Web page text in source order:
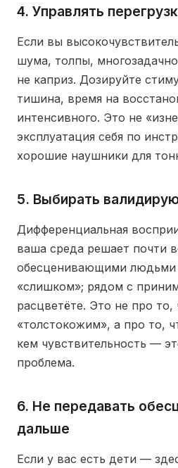
4. Управлять
Если вы
шума, толпы,
не каприз. Дозируйте
тишина, время на
интенсивного. Это не
эксплуатация себя по
хорошие наушники для
5. Выбирать
Дифференциальная
ваша среда решает почти
обесценивающими людьми
«слишком»; рядом с
расцветёте. Это не про то,
«толстокожим», а про то,
кем чувствительность —
проблема.
6. Не передавать
дальше
Если у вас есть дети —